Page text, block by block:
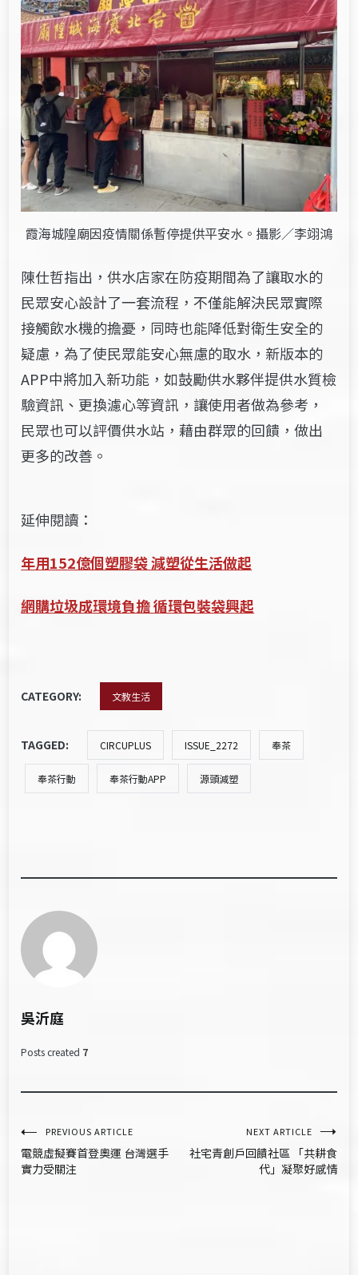
霞海城隍廟因疫情關係暫停提供平安水。攝影／李翊鴻
陳仕哲指出，供水店家在防疫期間為了讓取水的
民眾安心設計了一套流程，不僅能解決民眾實際
接觸飲水機的擔憂，同時也能降低對衛生安全的
疑慮，為了使民眾能安心無慮的取水，新版本的
APP中將加入新功能，如鼓勵供水夥伴提供水質檢
驗資訊、更換濾心等資訊，讓使用者做為參考，
民眾也可以評價供水站，藉由群眾的回饋，做出
更多的改善。
延伸閱讀：
年用152億個塑膠袋 減塑從生活做起
網購垃圾成環境負擔 循環包裝袋興起
CATEGORY: 文教生活
TAGGED: CIRCUPLUS ISSUE_2272 奉茶
奉茶行動 奉茶行動APP 源頭減塑
吳沂庭
Posts created 7
文
章
PREVIOUS ARTICLE
電競虛擬賽首登奧運 台灣選手
實力受關注
NEXT ARTICLE
社宅青創戶回饋社區 「共耕食
代」凝聚好感情